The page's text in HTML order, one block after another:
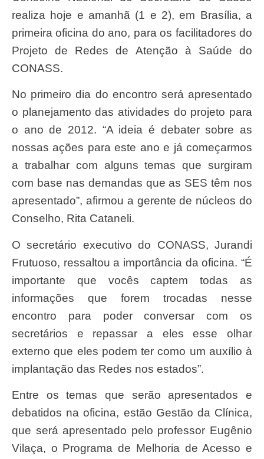
realiza hoje e amanhã (1 e 2), em Brasília, a
primeira oficina do ano, para os facilitadores do
Projeto de Redes de Atenção à Saúde do
CONASS.
No primeiro dia do encontro será apresentado
o planejamento das atividades do projeto para
o ano de 2012. “A ideia é debater sobre as
nossas ações para este ano e já começarmos
a trabalhar com alguns temas que surgiram
com base nas demandas que as SES têm nos
apresentado”, afirmou a gerente de núcleos do
Conselho, Rita Cataneli.
O secretário executivo do CONASS, Jurandi
Frutuoso, ressaltou a importância da oficina. “É
importante que vocês captem todas as
informações que forem trocadas nesse
encontro para poder conversar com os
secretários e repassar a eles esse olhar
externo que eles podem ter como um auxílio à
implantação das Redes nos estados”.
Entre os temas que serão apresentados e
debatidos na oficina, estão Gestão da Clínica,
que será apresentado pelo professor Eugênio
Vilaça, o Programa de Melhoria de Acesso e